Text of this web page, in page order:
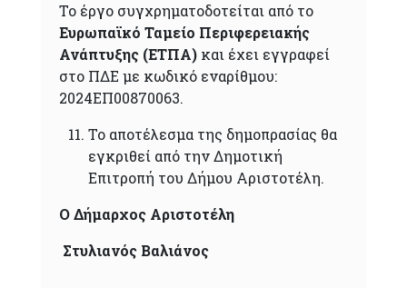
Το έργο συγχρηματοδοτείται από το
Ευρωπαϊκό Ταμείο Περιφερειακής
Ανάπτυξης (ΕΤΠΑ) και έχει εγγραφεί
στο ΠΔΕ με κωδικό εναρίθμου:
2024ΕΠ00870063.
Το αποτέλεσμα της δημοπρασίας θα
εγκριθεί από την Δημοτική
Επιτροπή του Δήμου Αριστοτέλη.
Ο Δήμαρχος Αριστοτέλη
Στυλιανός Βαλιάνος